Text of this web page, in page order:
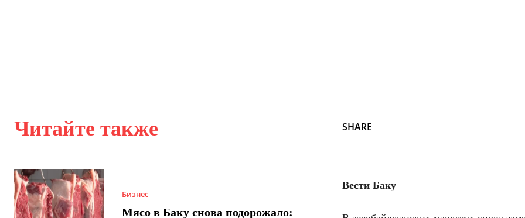
Читайте также
Бизнес
Мясо в Баку снова подорожало:
SHARE
Вести Баку